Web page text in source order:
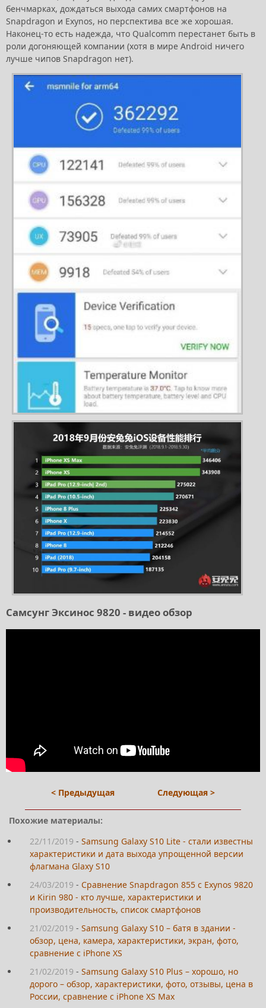
бенчмарках, дождаться выхода самих смартфонов на
Snapdragon и Exynos, но перспектива все же хорошая.
Наконец-то есть надежда, что Qualcomm перестанет быть в
роли догоняющей компании (хотя в мире Android ничего
лучше чипов Snapdragon нет).
Самсунг Эксинос 9820 - видео обзор
< Предыдущая Следующая >
Похожие материалы:
22/11/2019 - Samsung Galaxy S10 Lite - стали известны
характеристики и дата выхода упрощенной версии
флагмана Glaxy S10
24/03/2019 - Сравнение Snapdragon 855 с Exynos 9820
и Kirin 980 - кто лучше, характеристики и
производительность, список смартфонов
21/02/2019 - Samsung Galaxy S10 – батя в здании -
обзор, цена, камера, характеристики, экран, фото,
сравнение с iPhone XS
21/02/2019 - Samsung Galaxy S10 Plus – хорошо, но
дорого – обзор, характеристики, фото, отзывы, цена в
России, сравнение с iPhone XS Max